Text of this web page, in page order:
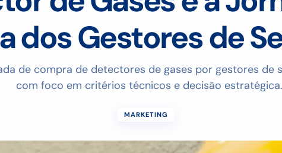
dos Gestores de
de compra de detectores de gases por gestores de
com foco em critérios técnicos e decisão estratégica.
MARKETING